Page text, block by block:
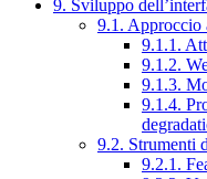
9. Sviluppo
9.1. Approccio
9.1.1.
9.1.2.
9.1.3.
9.1.4.
9.2. Strumenti
9.2.1.